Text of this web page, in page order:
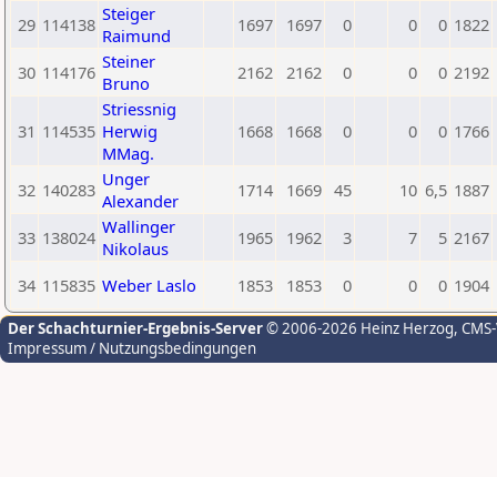
29 114138 Steiger
Raimund
1697 1697 0 0 0 1822
30 114176 Steiner
Bruno
2162 2162 0 0 0 2192
31 114535
Striessnig
Herwig
MMag.
1668 1668 0 0 0 1766
32 140283 Unger
Alexander
1714 1669 45 10 6,5 1887
33 138024 Wallinger
Nikolaus
1965 1962 3 7 5 2167
34 115835 Weber Laslo 1853 1853 0 0 0 1904
Der Schachturnier-Ergebnis-Server© 2006-2026 Heinz Herzog,
Impressum / Nutzungsbedingungen